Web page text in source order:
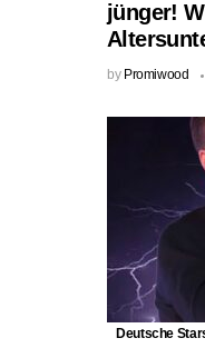
jünger!
by Promiwood
Deutsche